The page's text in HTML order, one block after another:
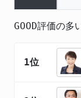
GOOD評価の多
1位